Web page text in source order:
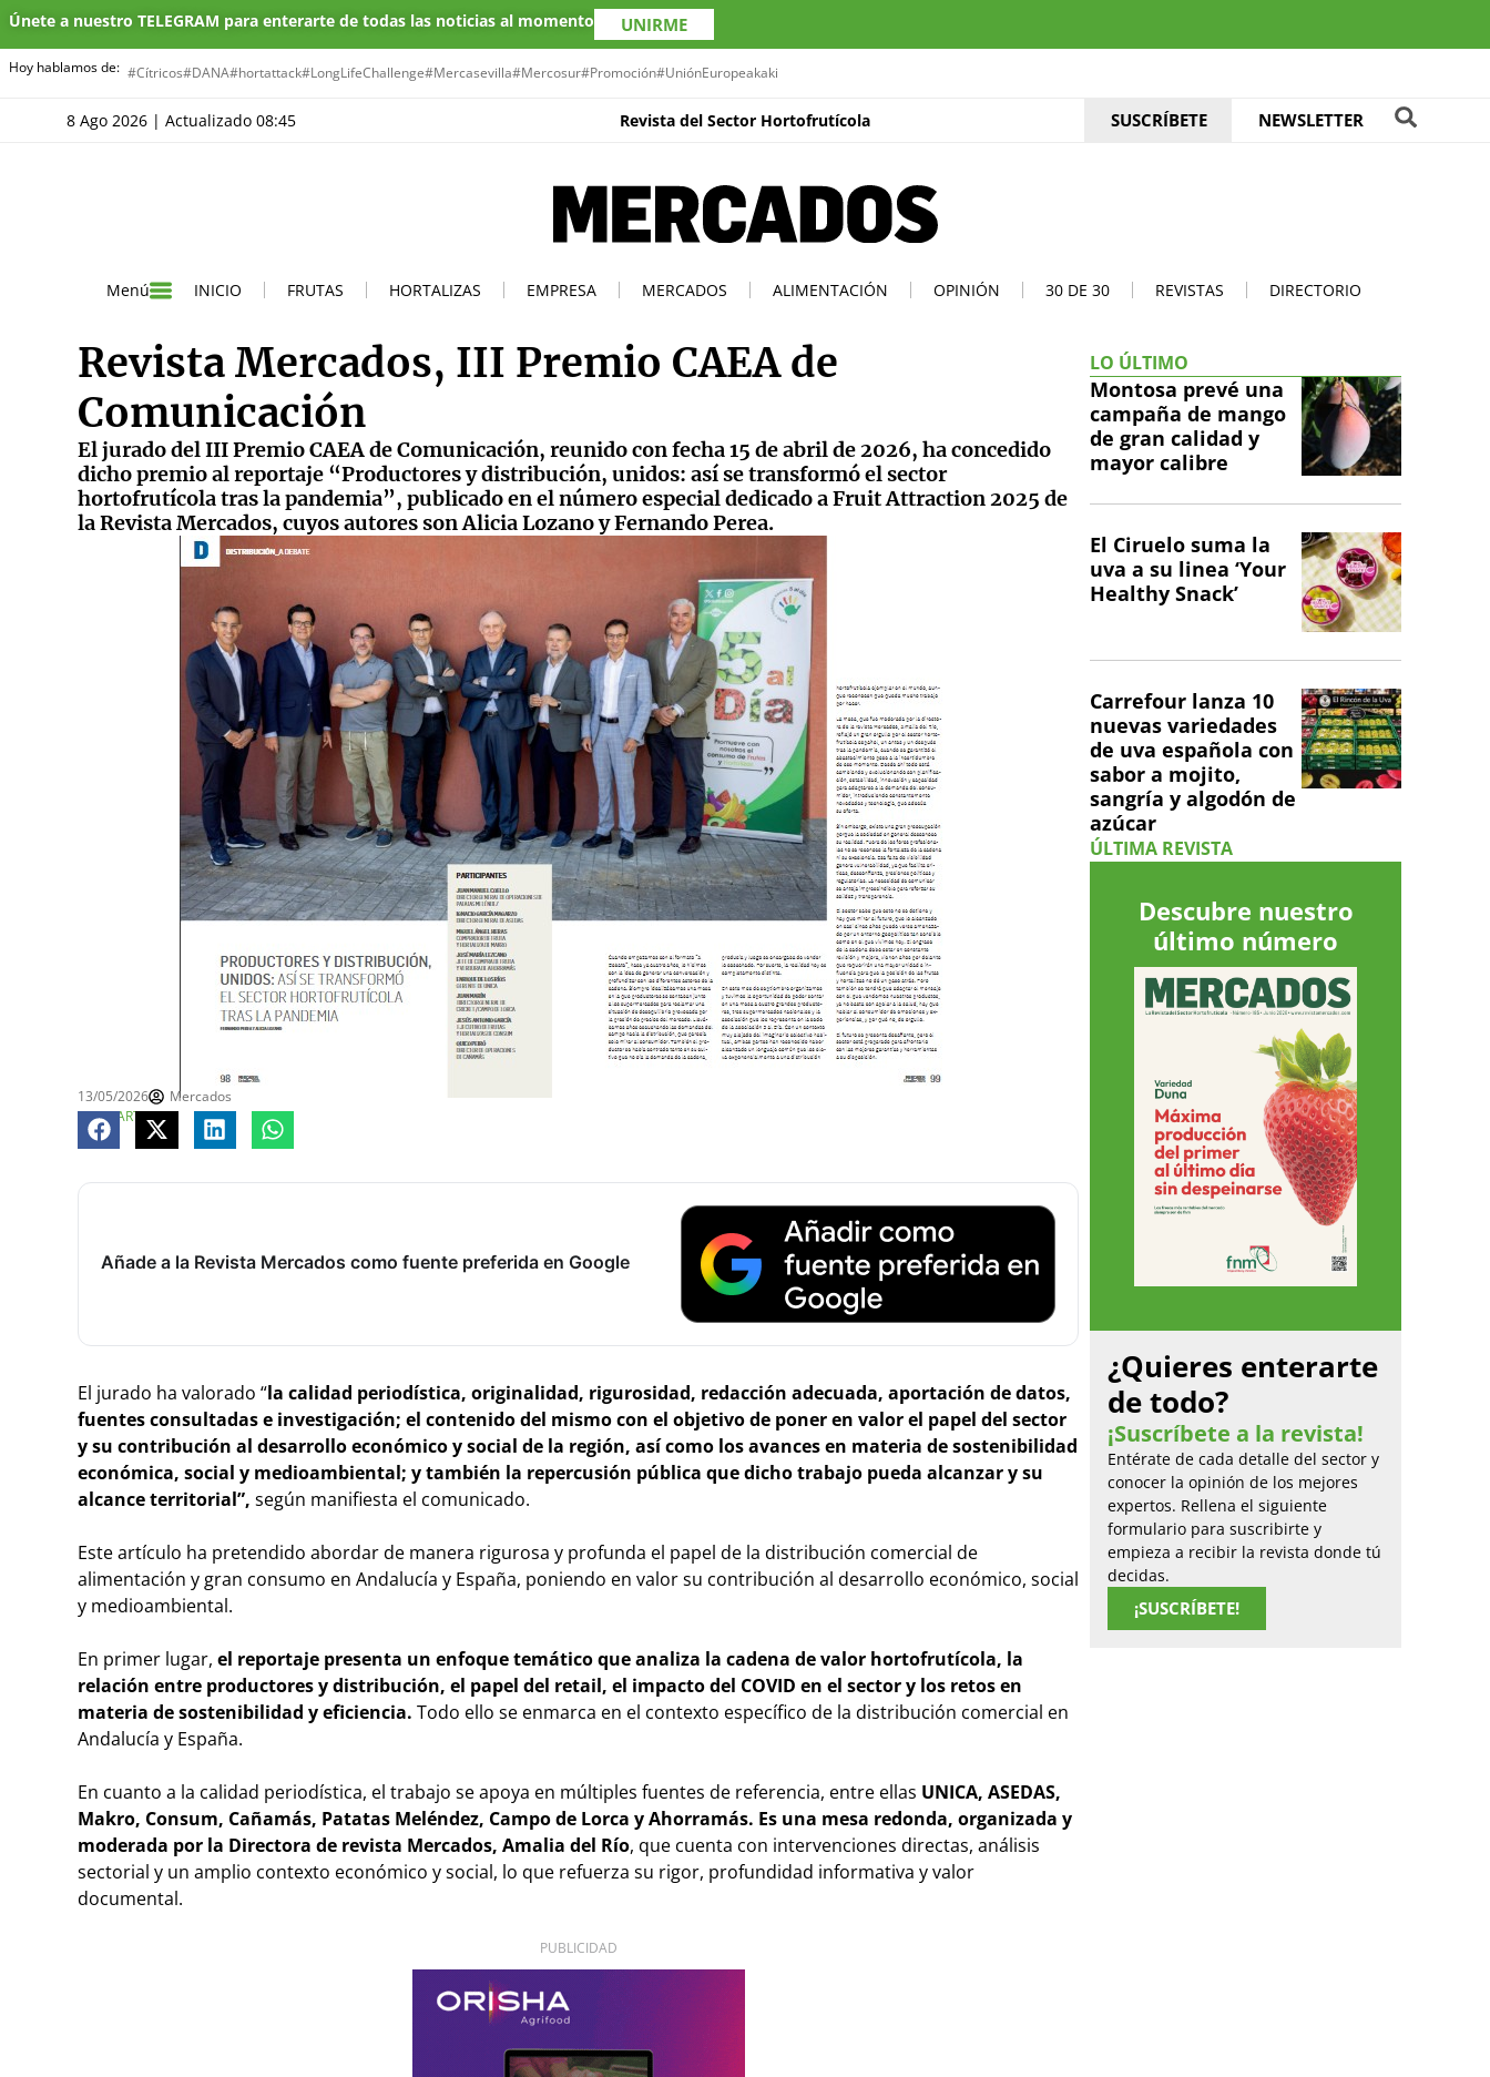
Únete a nuestro TELEGRAM para enterarte de todas las noticias al momento UNIRME
Hoy hablamos de: #Cítricos#DANA#hortattack#LongLifeChallenge#Mercasevilla#Mercosur#Promoción#UniónEuropeakaki
8 Ago 2026 | Actualizado 08:45 Revista del Sector Hortofrutícola SUSCRÍBETE NEWSLETTER
Menú INICIO FRUTAS HORTALIZAS EMPRESA MERCADOS ALIMENTACIÓN OPINIÓN 30 DE 30 REVISTAS DIRECTORIO
Revista Mercados, III Premio CAEA de
Comunicación
El jurado del III Premio CAEA de Comunicación, reunido con fecha 15 de abril de 2026, ha concedido
dicho premio al reportaje “Productores y distribución, unidos: así se transformó el sector
hortofrutícola tras la pandemia”, publicado en el número especial dedicado a Fruit Attraction 2025 de
la Revista Mercados, cuyos autores son Alicia Lozano y Fernando Perea.
13/05/2026
Mercados
COMPARTE
Añade a la Revista Mercados como fuente preferida en Google
El jurado ha valorado “la calidad periodística, originalidad, rigurosidad, redacción adecuada, aportación de datos,
fuentes consultadas e investigación; el contenido del mismo con el objetivo de poner en valor el papel del sector
y su contribución al desarrollo económico y social de la región, así como los avances en materia de sostenibilidad
económica, social y medioambiental; y también la repercusión pública que dicho trabajo pueda alcanzar y su
alcance territorial”, según manifiesta el comunicado.
Este artículo ha pretendido abordar de manera rigurosa y profunda el papel de la distribución comercial de
alimentación y gran consumo en Andalucía y España, poniendo en valor su contribución al desarrollo económico, social
y medioambiental.
En primer lugar, el reportaje presenta un enfoque temático que analiza la cadena de valor hortofrutícola, la
relación entre productores y distribución, el papel del retail, el impacto del COVID en el sector y los retos en
materia de sostenibilidad y eficiencia. Todo ello se enmarca en el contexto específico de la distribución comercial en
Andalucía y España.
En cuanto a la calidad periodística, el trabajo se apoya en múltiples fuentes de referencia, entre ellas UNICA, ASEDAS,
Makro, Consum, Cañamás, Patatas Meléndez, Campo de Lorca y Ahorramás. Es una mesa redonda, organizada y
moderada por la Directora de revista Mercados, Amalia del Río, que cuenta con intervenciones directas, análisis
sectorial y un amplio contexto económico y social, lo que refuerza su rigor, profundidad informativa y valor
documental.
PUBLICIDAD
LO ÚLTIMO
Montosa prevé una
campaña de mango
de gran calidad y
mayor calibre
El Ciruelo suma la
uva a su linea ‘Your
Healthy Snack’
Carrefour lanza 10
nuevas variedades
de uva española con
sabor a mojito,
sangría y algodón de
azúcar
ÚLTIMA REVISTA
Descubre nuestro
último número
¿Quieres enterarte
de todo?
¡Suscríbete a la revista!
Entérate de cada detalle del sector y
conocer la opinión de los mejores
expertos. Rellena el siguiente
formulario para suscribirte y
empieza a recibir la revista donde tú
decidas.
¡SUSCRÍBETE!